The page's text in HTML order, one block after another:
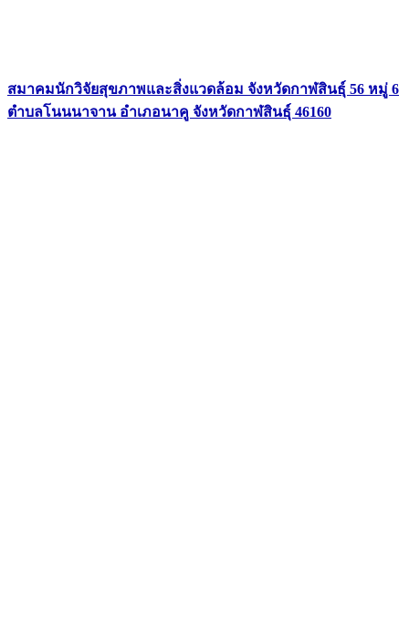
สมาคมนักวิจัยสุขภาพและสิ่งแวดล้อม จังหวัดกาฬสินธุ์ 56 หมู่ 6
ตำบลโนนนาจาน อำเภอนาคู จังหวัดกาฬสินธุ์ 46160